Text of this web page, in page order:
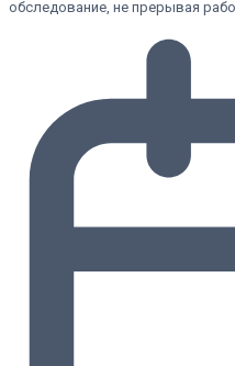
обследование, не прерывая